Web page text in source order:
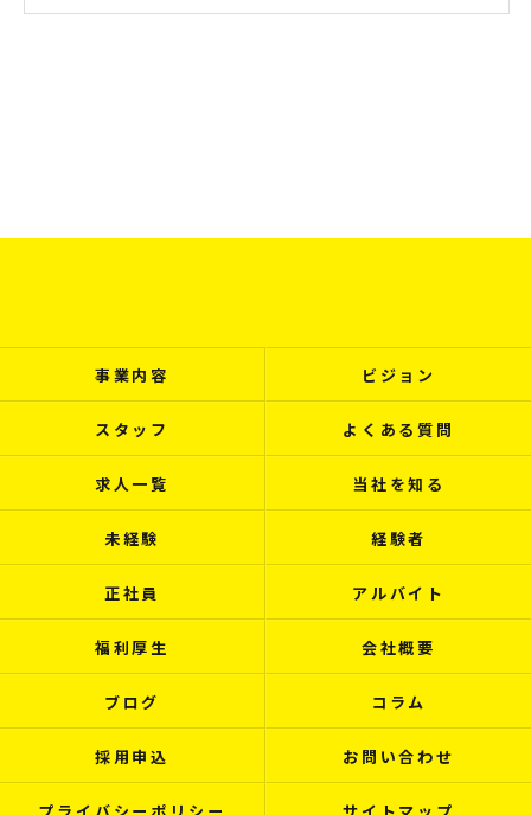
事業内容 ビジョン
スタッフ よくある質問
求人一覧 当社を知る
未経験 経験者
正社員 アルバイト
福利厚生 会社概要
ブログ コラム
採用申込 お問い合わせ
プライバシーポリシー サイトマップ